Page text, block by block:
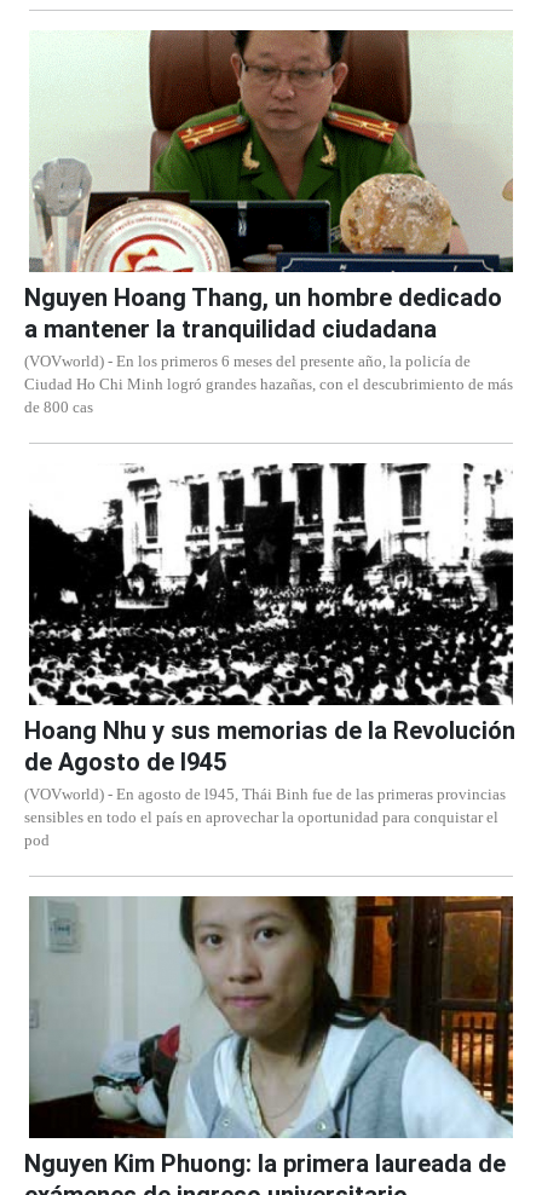
Nguyen Hoang Thang, un hombre dedicado
a mantener la tranquilidad ciudadana
(VOVworld) - En los primeros 6 meses del presente año, la policía de
Ciudad Ho Chi Minh logró grandes hazañas, con el descubrimiento de más
de 800 cas
Hoang Nhu y sus memorias de la Revolución
de Agosto de l945
(VOVworld) - En agosto de l945, Thái Binh fue de las primeras provincias
sensibles en todo el país en aprovechar la oportunidad para conquistar el
pod
Nguyen Kim Phuong: la primera laureada de